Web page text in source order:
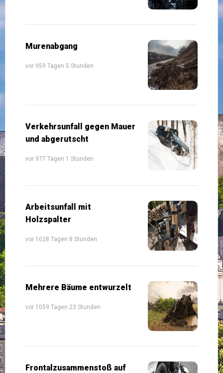
Murenabgang
vor 959 Tagen 5 Stunden
Verkehrsunfall gegen Mauer
und abgerutscht
vor 977 Tagen 1 Stunden
Arbeitsunfall mit
Holzspalter
vor 1028 Tagen 8 Stunden
Mehrere Bäume entwurzelt
vor 1059 Tagen 23 Stunden
Frontalzusammenstoß auf